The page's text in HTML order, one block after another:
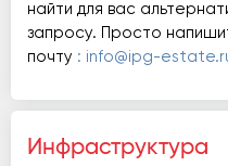
найти для вас
запросу. Просто
почту : info@ipg-
Инфраструктура